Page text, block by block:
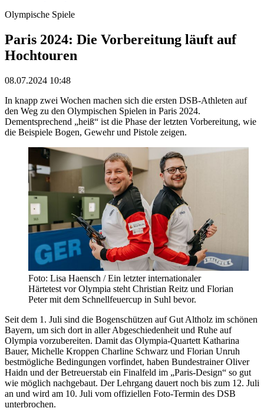
Olympische Spiele
Paris 2024: Die Vorbereitung läuft auf
Hochtouren
08.07.2024 10:48
In knapp zwei Wochen machen sich die ersten DSB-Athleten auf
den Weg zu den Olympischen Spielen in Paris 2024.
Dementsprechend „heiß“ ist die Phase der letzten Vorbereitung, wie
die Beispiele Bogen, Gewehr und Pistole zeigen.
Foto: Lisa Haensch / Ein letzter internationaler
Härtetest vor Olympia steht Christian Reitz und Florian
Peter mit dem Schnellfeuercup in Suhl bevor.
Seit dem 1. Juli sind die Bogenschützen auf Gut Altholz im schönen
Bayern, um sich dort in aller Abgeschiedenheit und Ruhe auf
Olympia vorzubereiten. Damit das Olympia-Quartett Katharina
Bauer, Michelle Kroppen Charline Schwarz und Florian Unruh
bestmögliche Bedingungen vorfindet, haben Bundestrainer Oliver
Haidn und der Betreuerstab ein Finalfeld im „Paris-Design“ so gut
wie möglich nachgebaut. Der Lehrgang dauert noch bis zum 12. Juli
an und wird am 10. Juli vom offiziellen Foto-Termin des DSB
unterbrochen.